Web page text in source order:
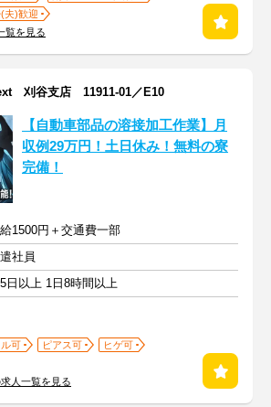
夫)歓迎
覧を見る
刈谷支店 11911-01／E10
【自動車部品の溶接加工作業】月
収例29万円！土日休み！無料の寮
完備！
1500円＋交通費一部
社員
日以上 1日8時間以上
可 ピアス可
ヒゲ可
人一覧を見る